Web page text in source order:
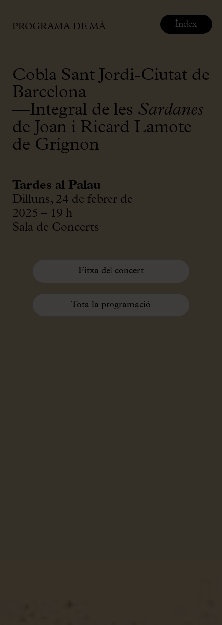
PROGRAMA DE MÀ
Cobla Sant Jordi-Ciutat de
Barcelona
—Integral de les Sardanes
de Joan i Ricard Lamote
de Grignon
Tardes al Palau
Dilluns, 24 de febrer de
2025 – 19 h
Sala de Concerts
Fitxa del concert
Tota la programació
Índex